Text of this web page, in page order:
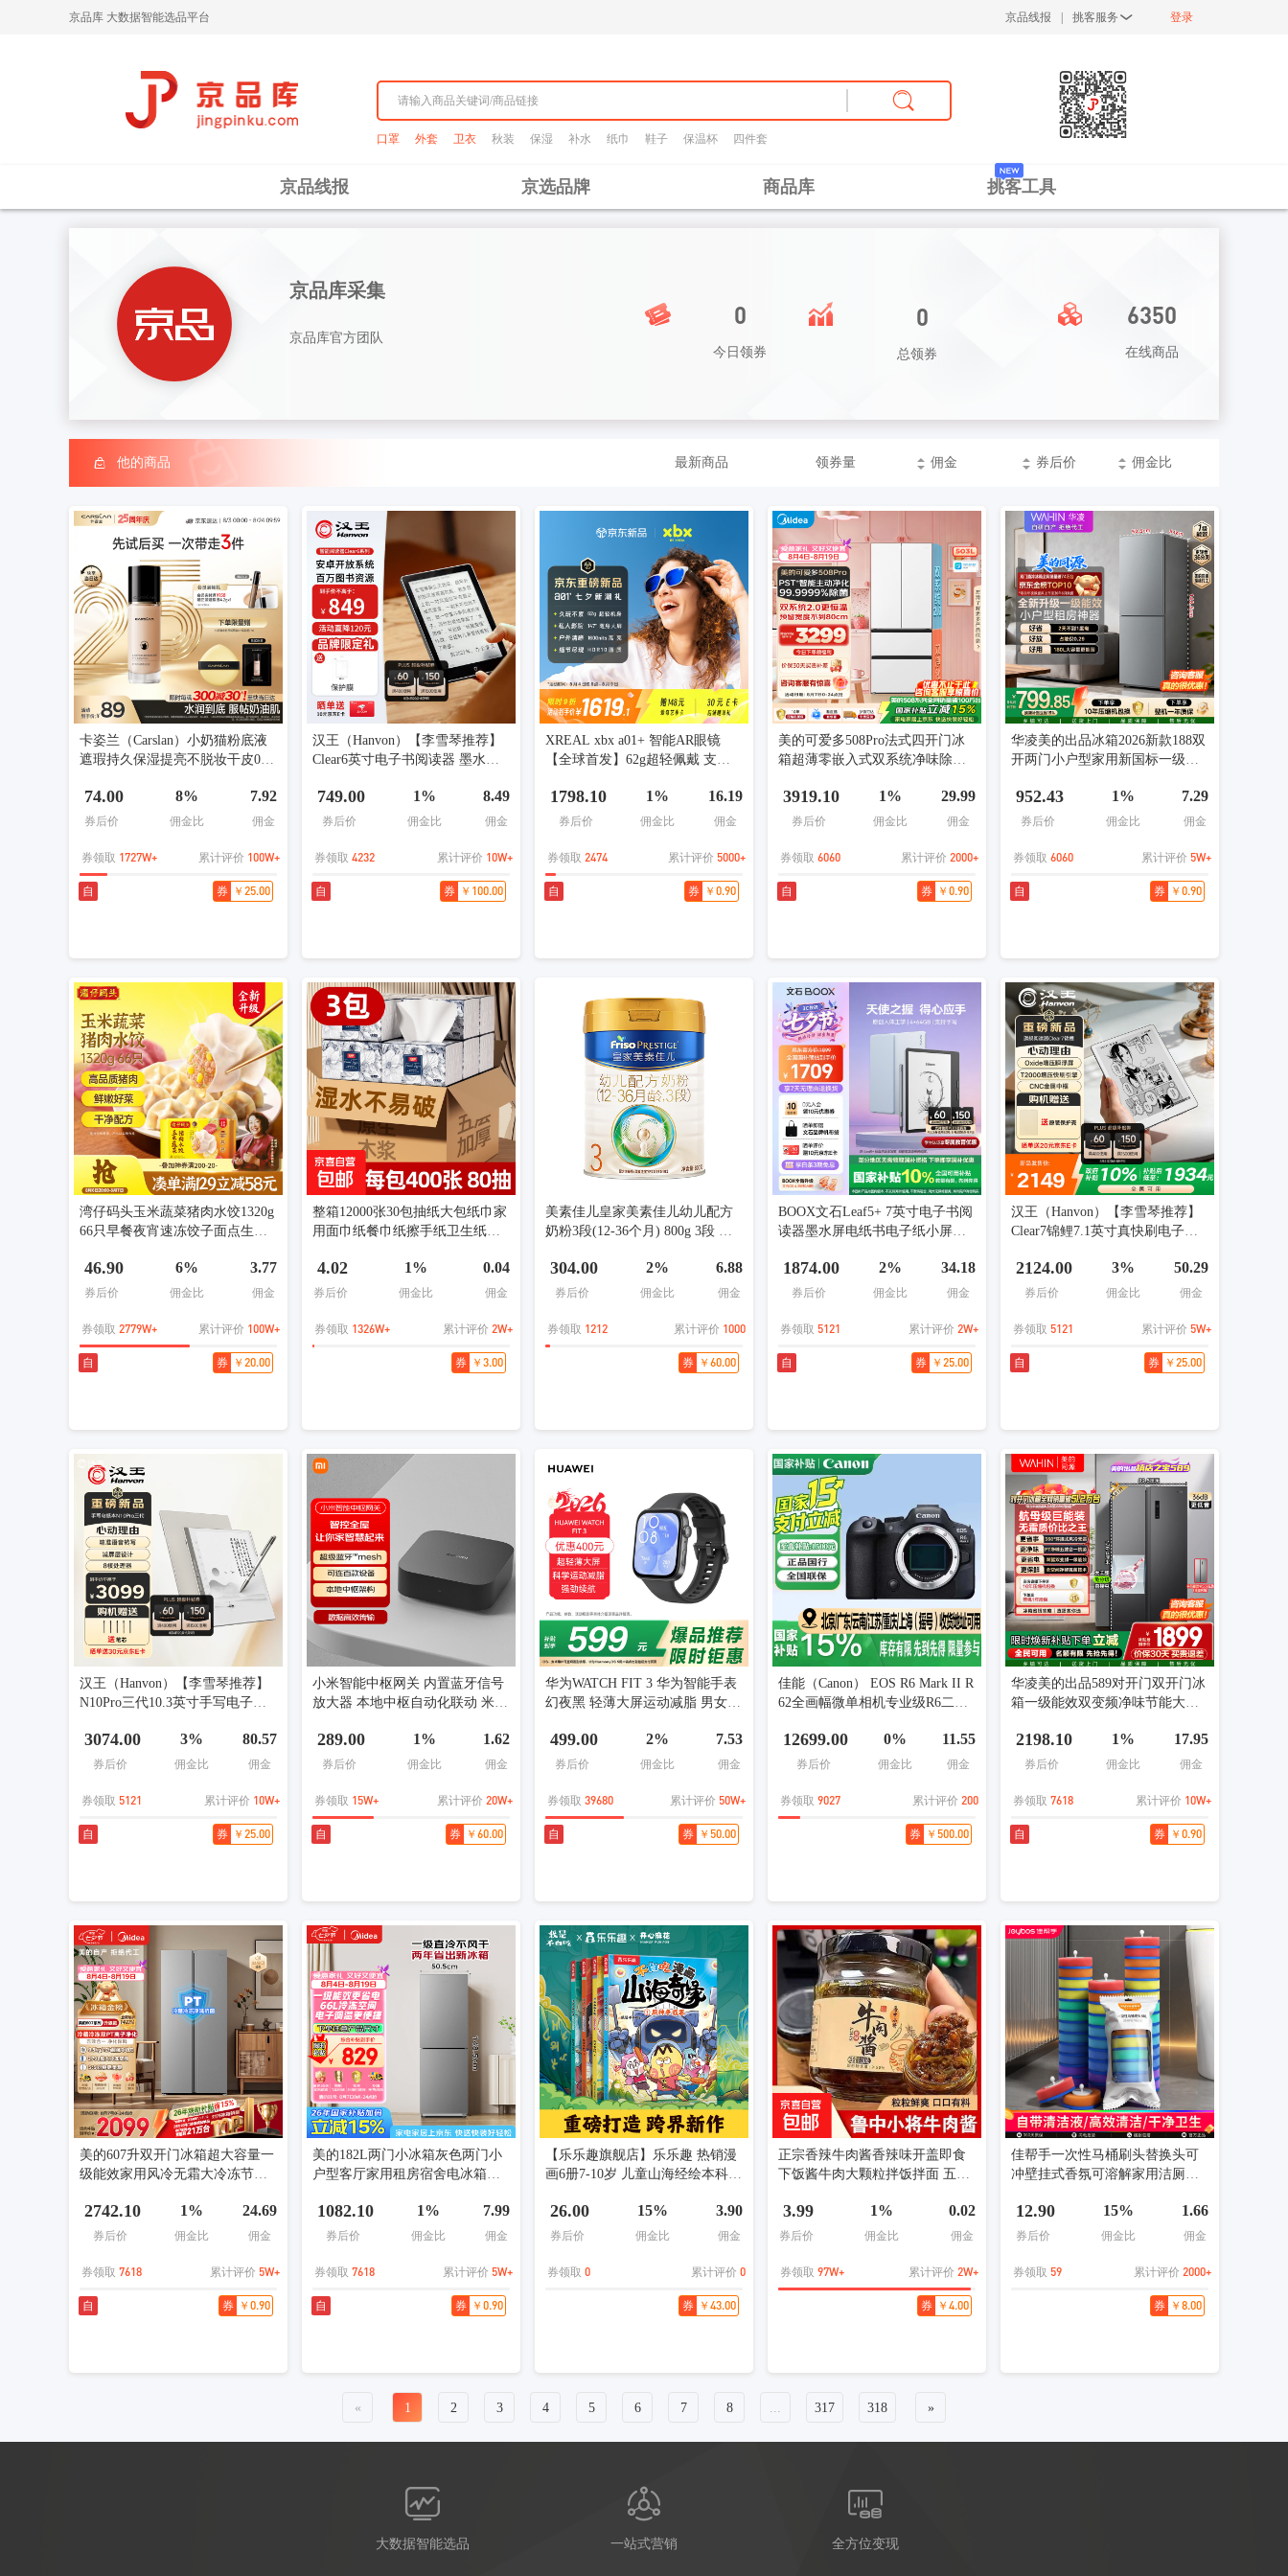
京品库 大数据智能选品平台 京品线报 挑客服务  登录
口罩 外套 卫衣 秋装 保湿 补水 纸巾 鞋子 保温杯 四件套
京品线报 京选品牌 商品库 挑客工具
京品库采集
京品库官方团队
0
今日领券
0
总领券
6350
在线商品
他的商品 最新商品 领券量 佣金 券后价 佣金比
卡姿兰（Carslan）小奶猫粉底液
遮瑕持久保湿提亮不脱妆干皮02#
74.00
券后价
8%
佣金比
7.92
佣金
券领取 1727W+ 累计评价 100W+
自 券 ￥25.00
汉王（Hanvon）【李雪琴推荐】
Clear6英寸电子书阅读器 墨水屏
书便携阅读 冰山灰
749.00
券后价
1%
佣金比
8.49
佣金
券领取 4232 累计评价 10W+
自 券 ￥100.00
XREAL xbx a01+ 智能AR眼镜
【全球首发】62g超轻佩戴 支持H
非AIVR眼镜
1798.10
券后价
1%
佣金比
16.19
佣金
券领取 2474 累计评价 5000+
自 券 ￥0.90
美的可爱多508Pro法式四开门冰
箱超薄零嵌入式双系统净味除菌
WUFPZE白色
3919.10
券后价
1%
佣金比
29.99
佣金
券领取 6060 累计评价 2000+
自 券 ￥0.90
华凌美的出品冰箱2026新款188双
开两门小户型家用新国标一级能
贴
952.43
券后价
1%
佣金比
7.29
佣金
券领取 6060 累计评价 5W+
自 券 ￥0.90
湾仔码头玉米蔬菜猪肉水饺1320g
66只早餐夜宵速冻饺子面点生鲜
46.90
券后价
6%
佣金比
3.77
佣金
券领取 2779W+ 累计评价 100W+
自 券 ￥20.00
整箱12000张30包抽纸大包纸巾家
用面巾纸餐巾纸擦手纸卫生纸抽
装
4.02
券后价
1%
佣金比
0.04
佣金
券领取 1326W+ 累计评价 2W+
券 ￥3.00
美素佳儿皇家美素佳儿幼儿配方
奶粉3段(12-36个月) 800g 3段 美
304.00
券后价
2%
佣金比
6.88
佣金
券领取 1212 累计评价 1000
券 ￥60.00
BOOX文石Leaf5+ 7英寸电子书阅
读器墨水屏电纸书电子纸小屏便
礼物
1874.00
券后价
2%
佣金比
34.18
佣金
券领取 5121 累计评价 2W+
自 券 ￥25.00
汉王（Hanvon）【李雪琴推荐】
Clear7锦鲤7.1英寸真快刷电子书
画办平板电脑 冰山灰
2124.00
券后价
3%
佣金比
50.29
佣金
券领取 5121 累计评价 5W+
自 券 ￥25.00
汉王（Hanvon）【李雪琴推荐】
N10Pro三代10.3英寸手写电子书
办公本平板电脑
3074.00
券后价
3%
佣金比
80.57
佣金
券领取 5121 累计评价 10W+
自 券 ￥25.00
小米智能中枢网关 内置蓝牙信号
放大器 本地中枢自动化联动 米家
计
289.00
券后价
1%
佣金比
1.62
佣金
券领取 15W+ 累计评价 20W+
自 券 ￥60.00
华为WATCH FIT 3 华为智能手表
幻夜黑 轻薄大屏运动减脂 男女情
499.00
券后价
2%
佣金比
7.53
佣金
券领取 39680 累计评价 50W+
自 券 ￥50.00
佳能（Canon） EOS R6 Mark II R
62全画幅微单相机专业级R6二代
立包装） 【国行】
12699.00
券后价
0%
佣金比
11.55
佣金
券领取 9027 累计评价 200
券 ￥500.00
华凌美的出品589对开门双开门冰
箱一级能效双变频净味节能大容
国家补贴
2198.10
券后价
1%
佣金比
17.95
佣金
券领取 7618 累计评价 10W+
自 券 ￥0.90
美的607升双开门冰箱超大容量一
级能效家用风冷无霜大冷冻节能
新国家补贴
2742.10
券后价
1%
佣金比
24.69
佣金
券领取 7618 累计评价 5W+
自 券 ￥0.90
美的182L两门小冰箱灰色两门小
户型客厅家用租房宿舍电冰箱新
换新
1082.10
券后价
1%
佣金比
7.99
佣金
券领取 7618 累计评价 5W+
自 券 ￥0.90
【乐乐趣旗舰店】乐乐趣 热销漫
画6册7-10岁 儿童山海经绘本科普
书籍漫画新科技小学生课外读物
山海经漫画（4册）
26.00
券后价
15%
佣金比
3.90
佣金
券领取 0 累计评价 0
券 ￥43.00
正宗香辣牛肉酱香辣味开盖即食
下饭酱牛肉大颗粒拌饭拌面 五香
3.99
券后价
1%
佣金比
0.02
佣金
券领取 97W+ 累计评价 2W+
券 ￥4.00
佳帮手一次性马桶刷头替换头可
冲壁挂式香氛可溶解家用洁厕原
｜原装正品 【半年囤货款】原装
适配 28 只芬香刷头
12.90
券后价
15%
佣金比
1.66
佣金
券领取 59 累计评价 2000+
券 ￥8.00
« 1 2 3 4 5 6 7 8 ... 317 318 »
大数据智能选品 一站式营销 全方位变现